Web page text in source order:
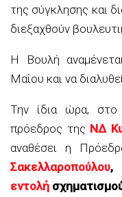
της σύγκλησης και
διεξαχθούν
Η Βουλή
Μαΐου και να
Την ίδια ώρα, στο
πρόεδρος της ΝΔ
αναθέσει η
Σακελλαροπούλου
εντολή